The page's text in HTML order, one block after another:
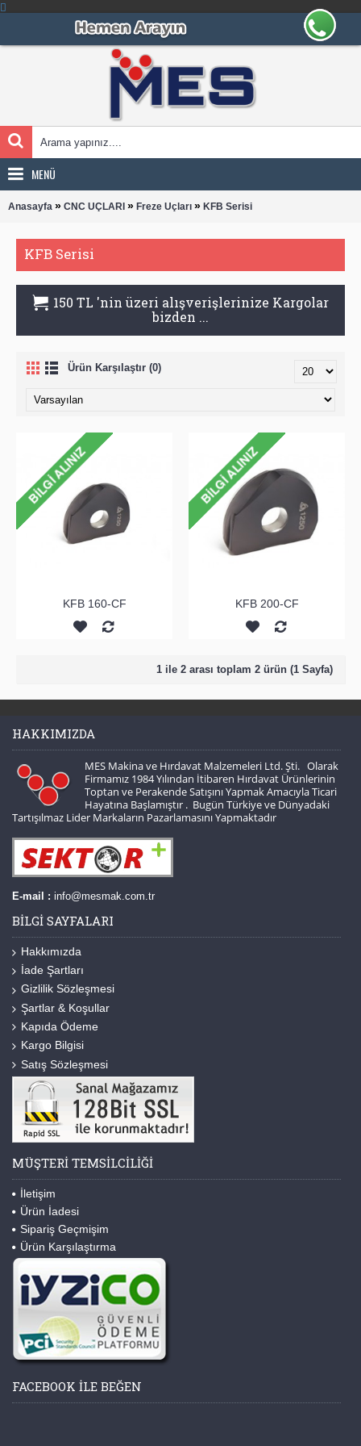
MENÜ
Anasayfa » CNC UÇLARI » Freze Uçları » KFB Serisi
KFB Serisi
150 TL 'nin üzeri alışverişlerinize Kargolar
bizden ...
Ürün Karşılaştır (0)
KFB 160-CF KFB 200-CF
1 ile 2 arası toplam 2 ürün (1 Sayfa)
HAKKIMIZDA
MES Makina ve Hırdavat Malzemeleri Ltd. Şti. Olarak
Firmamız 1984 Yılından İtibaren Hırdavat Ürünlerinin
Toptan ve Perakende Satışını Yapmak Amacıyla Ticari
Hayatına Başlamıştır . Bugün Türkiye ve Dünyadaki
Tartışılmaz Lider Markaların Pazarlamasını Yapmaktadır
E-mail : info@mesmak.com.tr
BILGI SAYFALARI
Hakkımızda
İade Şartları
Gizlilik Sözleşmesi
Şartlar & Koşullar
Kapıda Ödeme
Kargo Bilgisi
Satış Sözleşmesi
MÜŞTERI TEMSILCILIĞI
İletişim
Ürün İadesi
Sipariş Geçmişim
Ürün Karşılaştırma
FACEBOOK ILE BEĞEN